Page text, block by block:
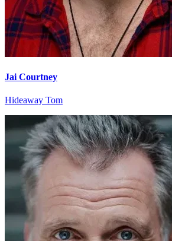
Jai Courtney
Hideaway Tom